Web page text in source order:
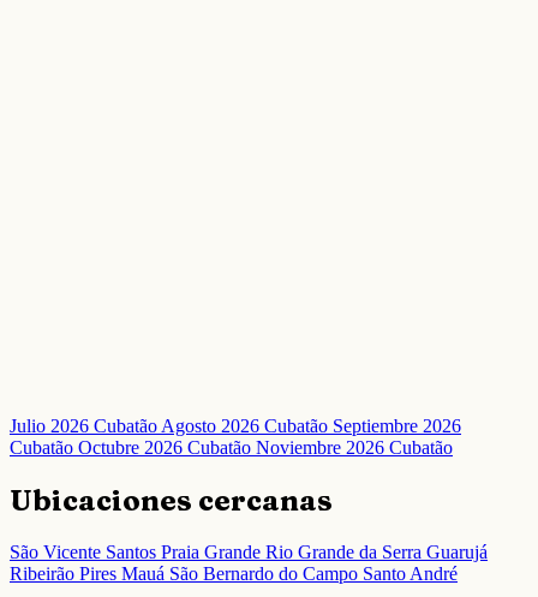
Julio 2026 CubatãoAgosto 2026 Cubatão Septiembre 2026
Cubatão Octubre 2026 Cubatão Noviembre 2026 Cubatão
Ubicaciones cercanas
São Vicente Santos Praia Grande Rio Grande da Serra Guarujá
Ribeirão Pires Mauá São Bernardo do Campo Santo André